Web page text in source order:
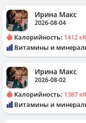
Ирина Макс
2026-08-04
Калорийность: 1412
Витамины и
Ирина Макс
2026-08-02
Калорийность: 1387
Витамины и